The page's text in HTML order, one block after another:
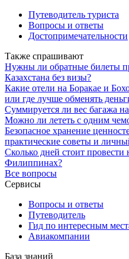
Путеводитель туриста
Вопросы и ответы
Достопримечательности
Также спрашивают
Нужны ли обратные билеты
Казахстана без визы?
Какие отели на Боракае и
или где лучше обменять
Суммируется ли вес багажа
Можно ли лететь с одним
Безопасное хранение
практические советы и
Сколько дней стоит провести
Филиппинах?
Все вопросы
Сервисы
Вопросы и ответы
Путеводитель
Гид по интересным
Авиакомпании
База знаний